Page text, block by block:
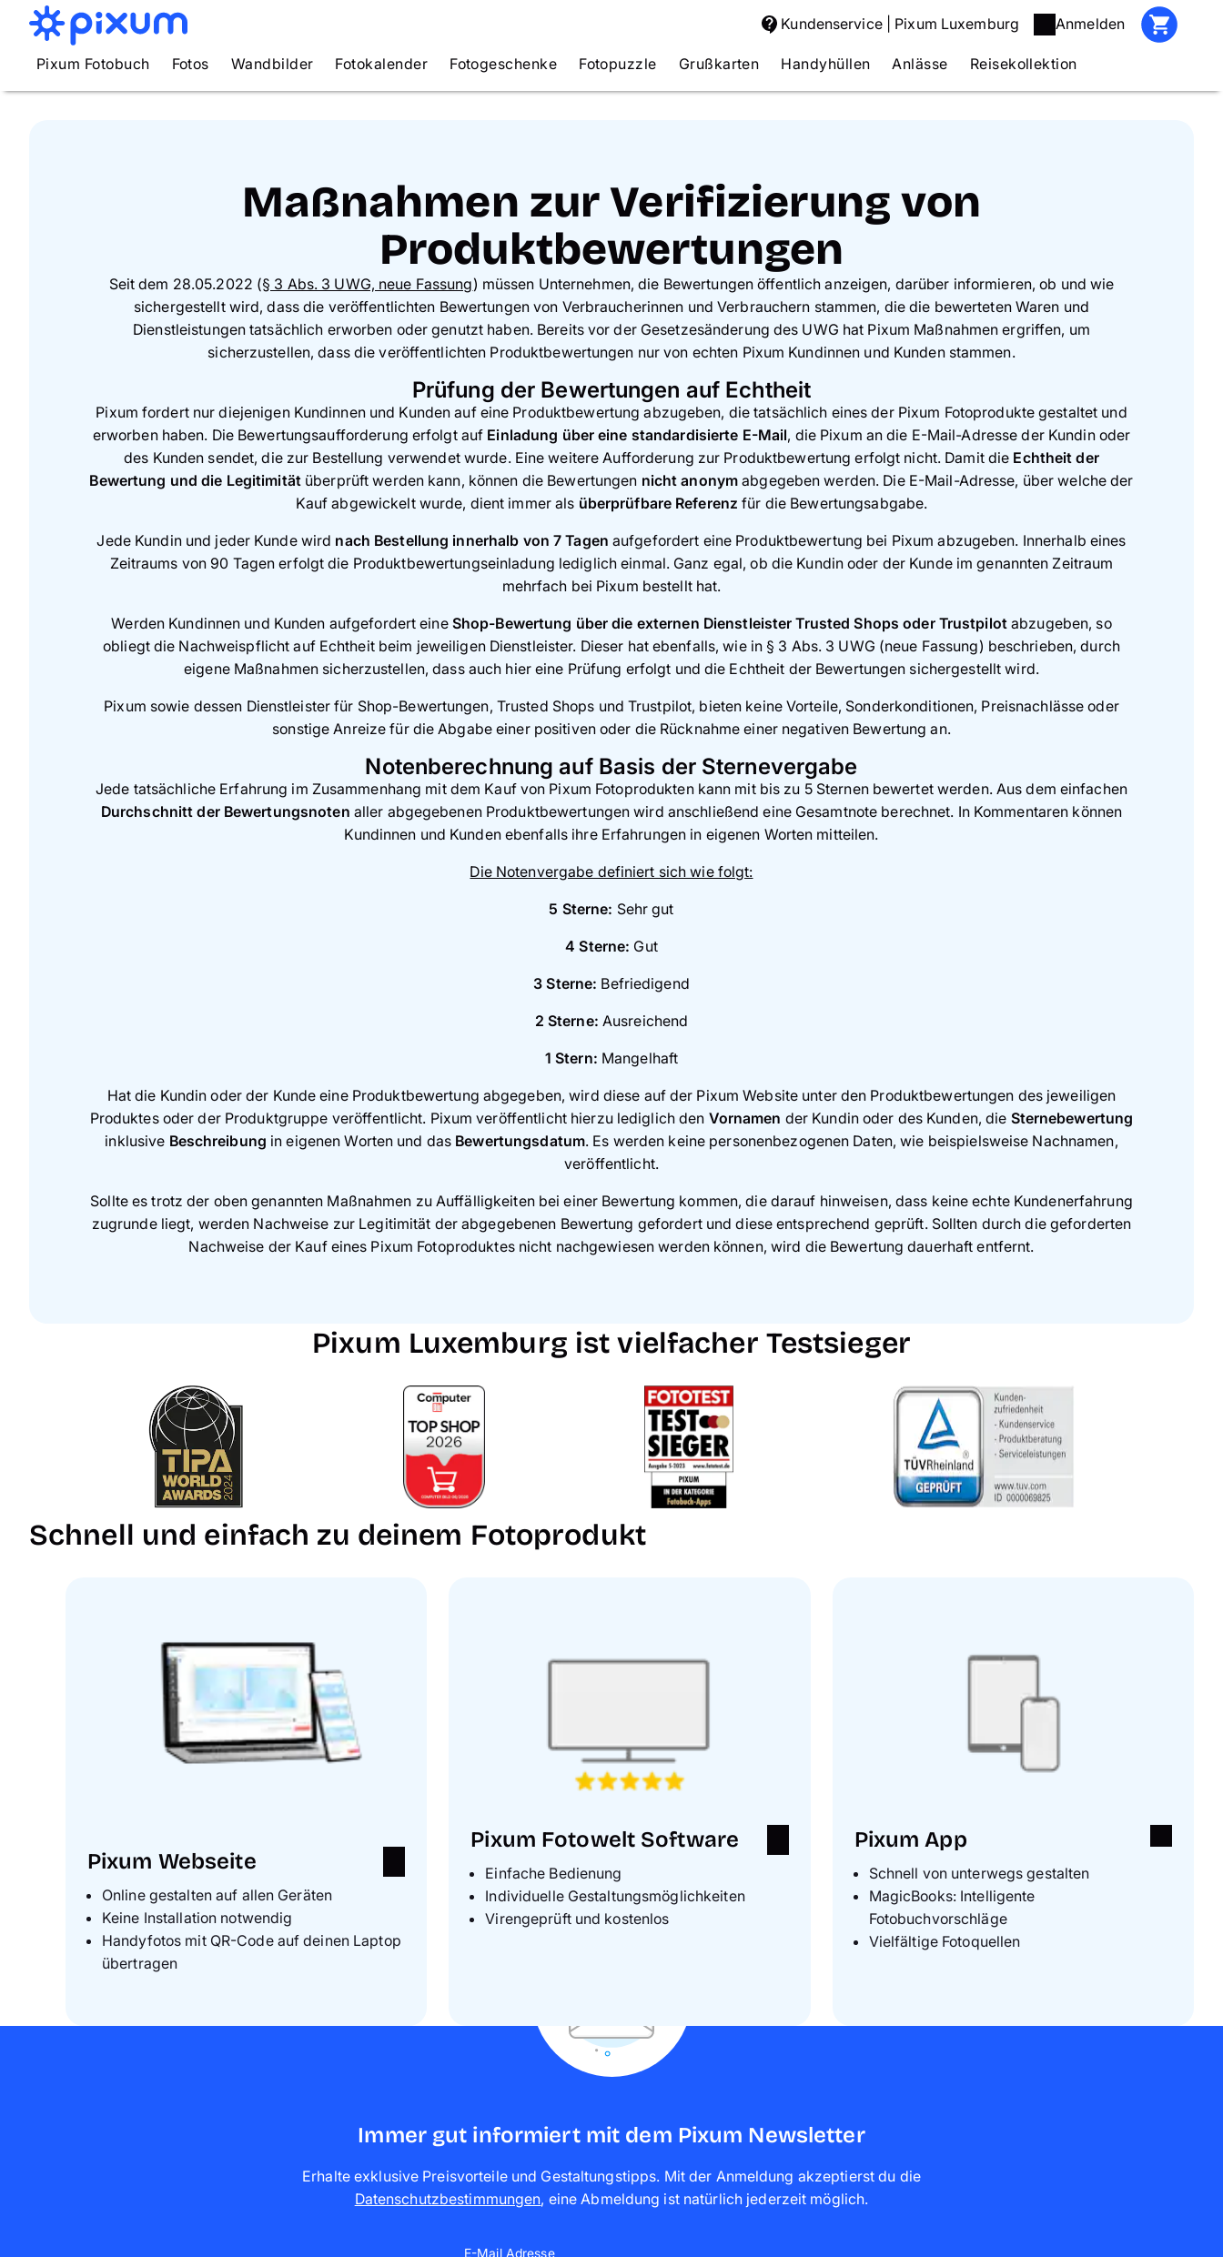
Kundenservice | Pixum Luxemburg Anmelden
Pixum Fotobuch Fotos Wandbilder Fotokalender Fotogeschenke Fotopuzzle Grußkarten Handyhüllen Anlässe Reisekollektion
Maßnahmen zur Verifizierung von
Produktbewertungen
Seit dem 28.05.2022 (§ 3 Abs. 3 UWG, neue Fassung) müssen Unternehmen, die Bewertungen öffentlich anzeigen, darüber informieren, ob und wie
sichergestellt wird, dass die veröffentlichten Bewertungen von Verbraucherinnen und Verbrauchern stammen, die die bewerteten Waren und
Dienstleistungen tatsächlich erworben oder genutzt haben. Bereits vor der Gesetzesänderung des UWG hat Pixum Maßnahmen ergriffen, um
sicherzustellen, dass die veröffentlichten Produktbewertungen nur von echten Pixum Kundinnen und Kunden stammen.
Prüfung der Bewertungen auf Echtheit
Pixum fordert nur diejenigen Kundinnen und Kunden auf eine Produktbewertung abzugeben, die tatsächlich eines der Pixum Fotoprodukte gestaltet und
erworben haben. Die Bewertungsaufforderung erfolgt auf Einladung über eine standardisierte E-Mail, die Pixum an die E-Mail-Adresse der Kundin oder
des Kunden sendet, die zur Bestellung verwendet wurde. Eine weitere Aufforderung zur Produktbewertung erfolgt nicht. Damit die Echtheit der
Bewertung und die Legitimitätüberprüft werden kann, können die Bewertungen nicht anonym abgegeben werden. Die E-Mail-Adresse, über welche der
Kauf abgewickelt wurde, dient immer als überprüfbare Referenz für die Bewertungsabgabe.
Jede Kundin und jeder Kunde wird nach Bestellung innerhalb von 7 Tagen aufgefordert eine Produktbewertung bei Pixum abzugeben. Innerhalb eines
Zeitraums von 90 Tagen erfolgt die Produktbewertungseinladung lediglich einmal. Ganz egal, ob die Kundin oder der Kunde im genannten Zeitraum
mehrfach bei Pixum bestellt hat.
Werden Kundinnen und Kunden aufgefordert eine Shop-Bewertung über die externen Dienstleister Trusted Shops oder Trustpilotabzugeben, so
obliegt die Nachweispflicht auf Echtheit beim jeweiligen Dienstleister. Dieser hat ebenfalls, wie in § 3 Abs. 3 UWG (neue Fassung) beschrieben, durch
eigene Maßnahmen sicherzustellen, dass auch hier eine Prüfung erfolgt und die Echtheit der Bewertungen sichergestellt wird.
Pixum sowie dessen Dienstleister für Shop-Bewertungen, Trusted Shops und Trustpilot, bieten keine Vorteile, Sonderkonditionen, Preisnachlässe oder
sonstige Anreize für die Abgabe einer positiven oder die Rücknahme einer negativen Bewertung an.
Notenberechnung auf Basis der Sternevergabe
Jede tatsächliche Erfahrung im Zusammenhang mit dem Kauf von Pixum Fotoprodukten kann mit bis zu 5 Sternen bewertet werden. Aus dem einfachen
Durchschnitt der Bewertungsnoten aller abgegebenen Produktbewertungen wird anschließend eine Gesamtnote berechnet. In Kommentaren können
Kundinnen und Kunden ebenfalls ihre Erfahrungen in eigenen Worten mitteilen.
Die Notenvergabe definiert sich wie folgt:
5 Sterne: Sehr gut
4 Sterne: Gut
3 Sterne: Befriedigend
2 Sterne: Ausreichend
1 Stern: Mangelhaft
Hat die Kundin oder der Kunde eine Produktbewertung abgegeben, wird diese auf der Pixum Website unter den Produktbewertungen des jeweiligen
Produktes oder der Produktgruppe veröffentlicht. Pixum veröffentlicht hierzu lediglich den Vornamen der Kundin oder des Kunden, die Sternebewertung
inklusive Beschreibung in eigenen Worten und das Bewertungsdatum. Es werden keine personenbezogenen Daten, wie beispielsweise Nachnamen,
veröffentlicht.
Sollte es trotz der oben genannten Maßnahmen zu Auffälligkeiten bei einer Bewertung kommen, die darauf hinweisen, dass keine echte Kundenerfahrung
zugrunde liegt, werden Nachweise zur Legitimität der abgegebenen Bewertung gefordert und diese entsprechend geprüft. Sollten durch die geforderten
Nachweise der Kauf eines Pixum Fotoproduktes nicht nachgewiesen werden können, wird die Bewertung dauerhaft entfernt.
Pixum Luxemburg ist vielfacher Testsieger
Schnell und einfach zu deinem Fotoprodukt
Pixum Webseite
Online gestalten auf allen Geräten
Keine Installation notwendig
Handyfotos mit QR-Code auf deinen Laptop
übertragen
Pixum Fotowelt Software
Einfache Bedienung
Individuelle Gestaltungsmöglichkeiten
Virengeprüft und kostenlos
Pixum App
Schnell von unterwegs gestalten
MagicBooks: Intelligente
Fotobuchvorschläge
Vielfältige Fotoquellen
Immer gut informiert mit dem Pixum Newsletter
Erhalte exklusive Preisvorteile und Gestaltungstipps. Mit der Anmeldung akzeptierst du die
Datenschutzbestimmungen, eine Abmeldung ist natürlich jederzeit möglich.
E-Mail Adresse